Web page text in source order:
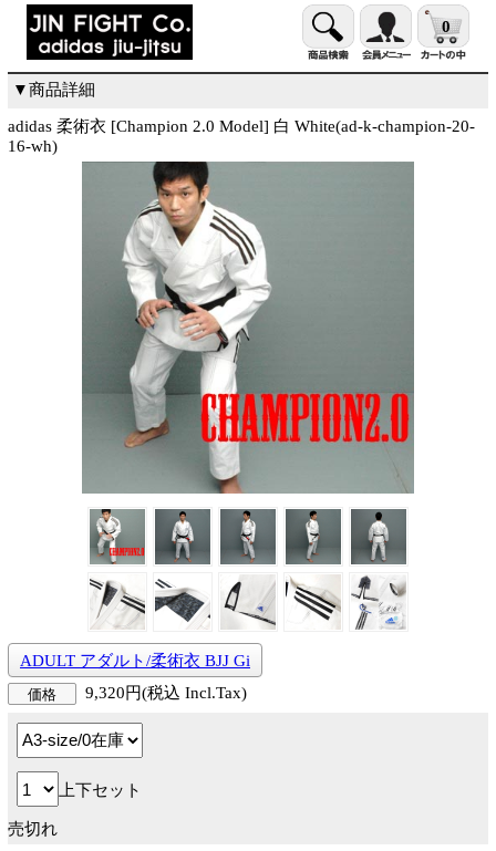
0
▼商品詳細
adidas 柔術衣 [Champion 2.0 Model] 白 White(ad-k-champion-20-
16-wh)
ADULT アダルト/柔術衣 BJJ Gi
価格 9,320円(税込 Incl.Tax)
上下セット
売切れ